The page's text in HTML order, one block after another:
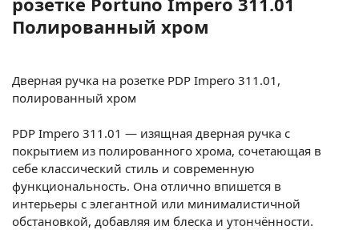
Полированный хром
Дверная ручка на розетке PDP Impero 311.01,
полированный хром
PDP Impero 311.01 — изящная дверная ручка с
покрытием из полированного хрома, сочетающая в
себе классический стиль и современную
функциональность. Она отлично впишется в
интерьеры с элегантной или минималистичной
обстановкой, добавляя им блеска и утончённости.